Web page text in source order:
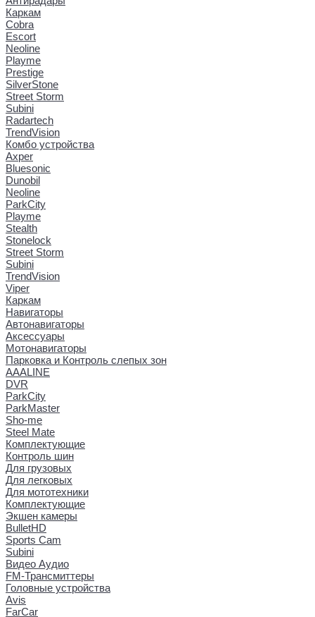
Каркам
Cobra
Escort
Neoline
Playme
Prestige
SilverStone
Street Storm
Subini
Radartech
TrendVision
Комбо устройства
Axper
Bluesonic
Dunobil
Neoline
ParkCity
Playme
Stealth
Stonelock
Street Storm
Subini
TrendVision
Viper
Каркам
Навигаторы
Автонавигаторы
Аксессуары
Мотонавигаторы
Парковка и Контроль слепых зон
AAALINE
DVR
ParkCity
ParkMaster
Sho-me
Steel Mate
Комплектующие
Контроль шин
Для грузовых
Для легковых
Для мототехники
Комплектующие
Экшен камеры
BulletHD
Sports Cam
Subini
Видео Аудио
FM-Трансмиттеры
Головные устройства
Avis
FarCar